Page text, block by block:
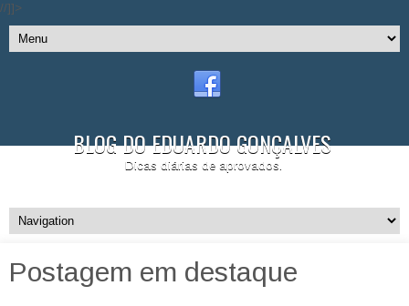
//]]>
BLOG DO EDUARDO GONÇALVES
Dicas diárias de aprovados.
Postagem em destaque